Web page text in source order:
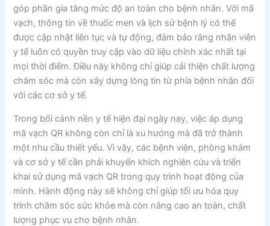
góp phần gia tăng mức độ an toàn cho bệnh nhân. Với mã
vạch, thông tin về thuốc men và lịch sử bệnh lý có thể
được cập nhật liên tục và tự động, đảm bảo rằng nhân viên
y tế luôn có quyền truy cập vào dữ liệu chính xác nhất tại
mọi thời điểm. Điều này không chỉ giúp cải thiện chất lượng
chăm sóc mà còn xây dựng lòng tin từ phía bệnh nhân đối
với các cơ sở y tế.
Trong bối cảnh nền y tế hiện đại ngày nay, việc áp dụng
mã vạch QR không còn chỉ là xu hướng mà đã trở thành
một nhu cầu thiết yếu. Vì vậy, các bệnh viện, phòng khám
và cơ sở y tế cần phải khuyến khích nghiên cứu và triển
khai sử dụng mã vạch QR trong quy trình hoạt động của
mình. Hành động này sẽ không chỉ giúp tối ưu hóa quy
trình chăm sóc sức khỏe mà còn nâng cao an toàn, chất
lượng phục vụ cho bệnh nhân.